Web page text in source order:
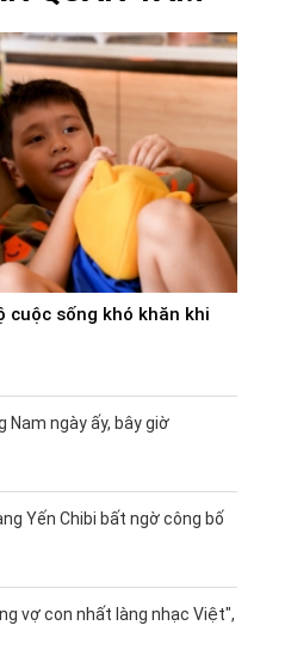
cuộc sống khó khăn khi
Nam ngày ấy, bây giờ
Yến Chibi bất ngờ công bố
vợ con nhất làng nhạc Việt",